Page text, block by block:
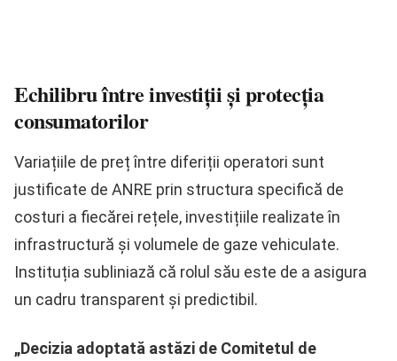
Echilibru între investiții și protecția
consumatorilor
Variațiile de preț între diferiții operatori sunt
justificate de ANRE prin structura specifică de
costuri a fiecărei rețele, investițiile realizate în
infrastructură și volumele de gaze vehiculate.
Instituția subliniază că rolul său este de a asigura
un cadru transparent și predictibil.
„Decizia adoptată astăzi de Comitetul de